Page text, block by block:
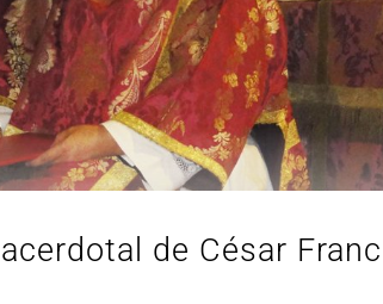
de César